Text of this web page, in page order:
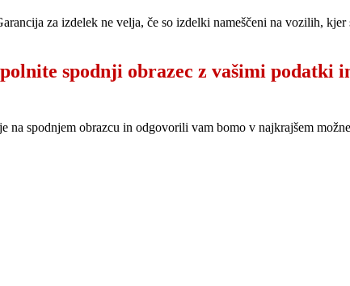
za izdelek ne velja, če so izdelki nameščeni na vozilih,
spodnji obrazec z vašimi podatki
spodnjem obrazcu in odgovorili vam bomo v najkrajšem